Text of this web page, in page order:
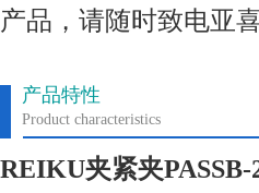
产品，请随时致电亚
产品特性
Product characteristics
REIKU夹紧夹